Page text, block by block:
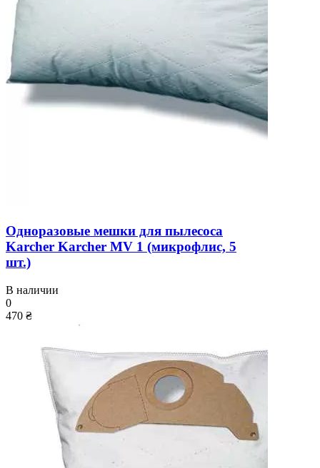
Одноразовые мешки для пылесоса
Karcher Karcher MV 1 (микрофлис, 5
шт.)
В наличии
0
470 ₴